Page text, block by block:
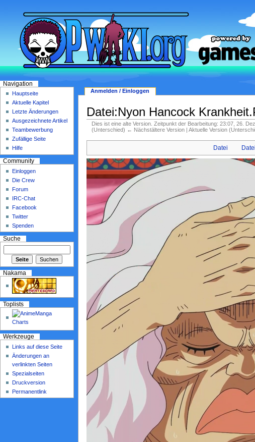
Datei:Nyon Hancock
Dies ist eine alte Version. Zeitpunkt der Bearbeitung: 23:07, 26.
(Unterschied) ← Nächstältere Version | Aktuelle Version
Datei
Anmelden / Einloggen
Navigation
Hauptseite
Aktuelle Kapitel
Letzte Änderungen
Ausgezeichnete Artikel
Teambewerbung
Zufällige Seite
Hilfe
Community
Einloggen
Die Crew
Forum
IRC-Chat
Facebook
Twitter
Spenden
Suche
Nakama
Toplists
Werkzeuge
Links auf diese Seite
Änderungen an
verlinkten Seiten
Spezialseiten
Druckversion
Permanentlink